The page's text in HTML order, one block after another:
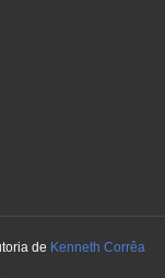
de Kenneth Corrêa